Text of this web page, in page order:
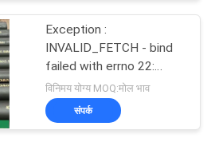
Exception :
INVALID_FETCH - bind
failed with errno 22:
Invalid argument
ip=150.238.30.71
विनिमय योग्य MOQ:मोल भाव
संपर्क